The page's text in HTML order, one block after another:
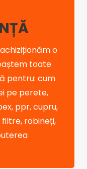
o
toate
pentru: cum
pe perete,
ppr, cupru,
robineți,